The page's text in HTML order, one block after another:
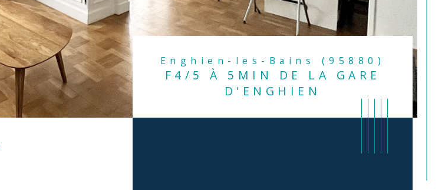
Enghien-les-Bains (95880)
F4/5 À 5MIN DE LA GARE
D'ENGHIEN